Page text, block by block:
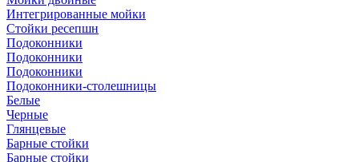
Интегрированные мойки
Стойки ресепшн
Подоконники
Подоконники
Подоконники
Подоконники-столешницы
Белые
Черные
Глянцевые
Барные стойки
Барные стойки